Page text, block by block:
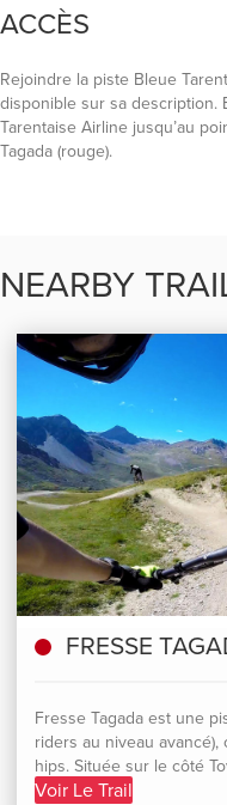
ACCÈS
Rejoindre la piste Bleue
disponible sur sa description.
Tarentaise Airline jusqu’au
Tagada (rouge).
NEARBY
FRESSE
Fresse Tagada est une
riders au niveau
hips. Située sur le côté
Voir Le Trail